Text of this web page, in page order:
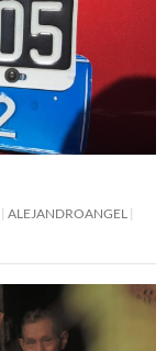
ALEJANDROANGEL